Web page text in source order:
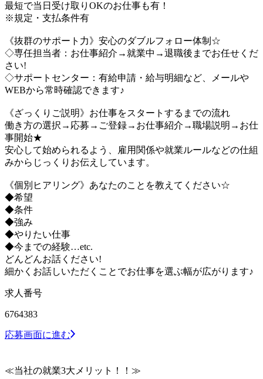
最短で当日受け取りOKのお仕事も有！
※規定・支払条件有
《抜群のサポート力》安心のダブルフォロー体制☆
◇専任担当者：お仕事紹介→就業中→退職後までお任せくだ
さい!
◇サポートセンター：有給申請・給与明細など、メールや
WEBから常時確認できます♪
《ざっくりご説明》お仕事をスタートするまでの流れ
働き方の選択→応募→ご登録→お仕事紹介→職場説明→お仕
事開始★
安心して始められるよう、雇用関係や就業ルールなどの仕組
みからじっくりお伝えしています。
《個別ヒアリング》あなたのことを教えてください☆
◆希望
◆条件
◆強み
◆やりたい仕事
◆今までの経験…etc.
どんどんお話ください!
細かくお話しいただくことでお仕事を選ぶ幅が広がります♪
求人番号
6764383
応募画面に進む
≪当社の就業3大メリット！！≫